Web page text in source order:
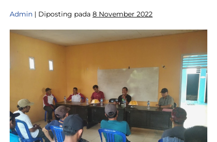
Admin | Diposting pada 8 November 2022